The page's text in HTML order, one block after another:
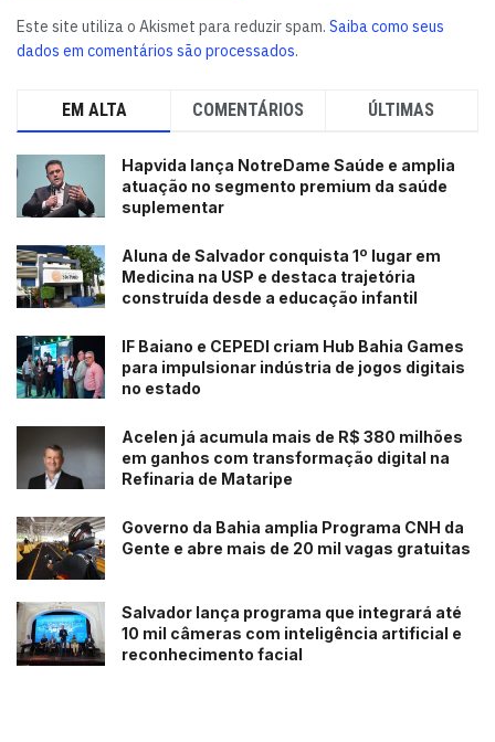
Este site utiliza o Akismet para reduzir spam. Saiba como seus
dados em comentários são processados.
EM ALTA COMENTÁRIOS ÚLTIMAS
Hapvida lança NotreDame Saúde e amplia
atuação no segmento premium da saúde
suplementar
Aluna de Salvador conquista 1º lugar em
Medicina na USP e destaca trajetória
construída desde a educação infantil
IF Baiano e CEPEDI criam Hub Bahia Games
para impulsionar indústria de jogos digitais
no estado
Acelen já acumula mais de R$ 380 milhões
em ganhos com transformação digital na
Refinaria de Mataripe
Governo da Bahia amplia Programa CNH da
Gente e abre mais de 20 mil vagas gratuitas
Salvador lança programa que integrará até
10 mil câmeras com inteligência artificial e
reconhecimento facial